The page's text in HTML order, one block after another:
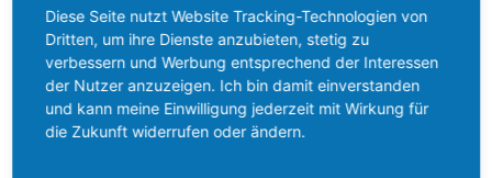
Einkaufsmöglichkeiten,
Restaurants, Sportaktivitäten
und Reiterhöfe sind im
gesamten Gebiet vorhanden.
Das Hotel "CHIA Laguna
Resort" mit Apotheke,
Supermarkt, Boutiquen, Bar,
Diese Seite nutzt Website Tracking-Technologien von
Dritten, um ihre Dienste anzubieten, stetig zu
verbessern und Werbung entsprechend der Interessen
der Nutzer anzuzeigen. Ich bin damit einverstanden
und kann meine Einwilligung jederzeit mit Wirkung für
die Zukunft widerrufen oder ändern.